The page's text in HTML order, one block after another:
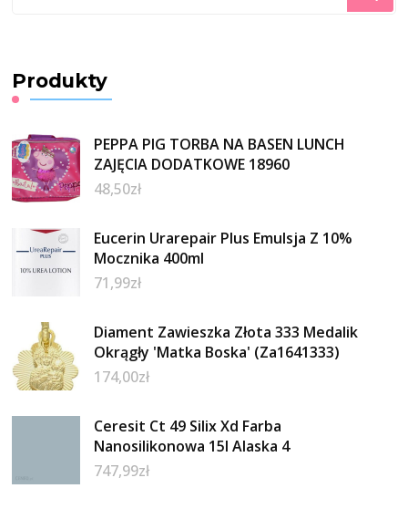
Produkty
PEPPA PIG TORBA NA BASEN LUNCH
ZAJĘCIA DODATKOWE 18960
48,50zł
Eucerin Urarepair Plus Emulsja Z 10%
Mocznika 400ml
71,99zł
Diament Zawieszka Złota 333 Medalik
Okrągły 'Matka Boska' (Za1641333)
174,00zł
Ceresit Ct 49 Silix Xd Farba
Nanosilikonowa 15l Alaska 4
747,99zł